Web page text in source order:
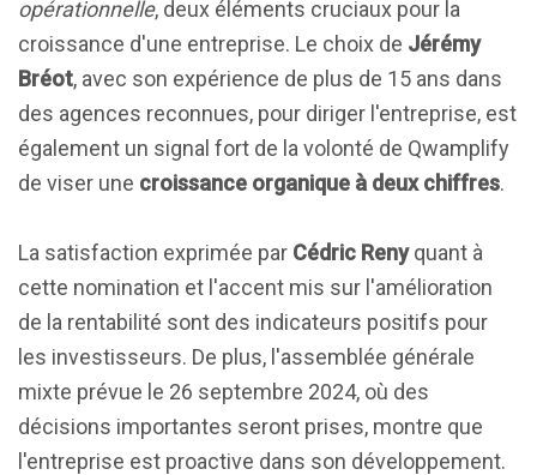
opérationnelle, deux éléments cruciaux pour la
croissance d'une entreprise. Le choix de Jérémy
Bréot, avec son expérience de plus de 15 ans dans
des agences reconnues, pour diriger l'entreprise, est
également un signal fort de la volonté de Qwamplify
de viser une croissance organique à deux chiffres.
La satisfaction exprimée par Cédric Renyquant à
cette nomination et l'accent mis sur l'amélioration
de la rentabilité sont des indicateurs positifs pour
les investisseurs. De plus, l'assemblée générale
mixte prévue le 26 septembre 2024, où des
décisions importantes seront prises, montre que
l'entreprise est proactive dans son développement.